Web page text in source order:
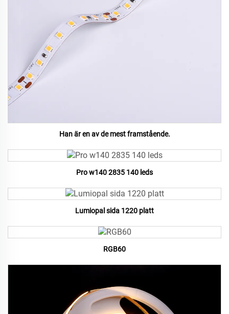
Han är en av de mest framstående.
Pro w140 2835 140 leds
Lumiopal sida 1220 platt
RGB60